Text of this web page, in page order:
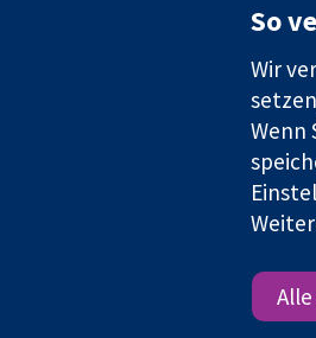
Die Cochrane Collaboration ist eine
Identifikationsnummer GB 718 2127 49.
So
Wir
Wenn